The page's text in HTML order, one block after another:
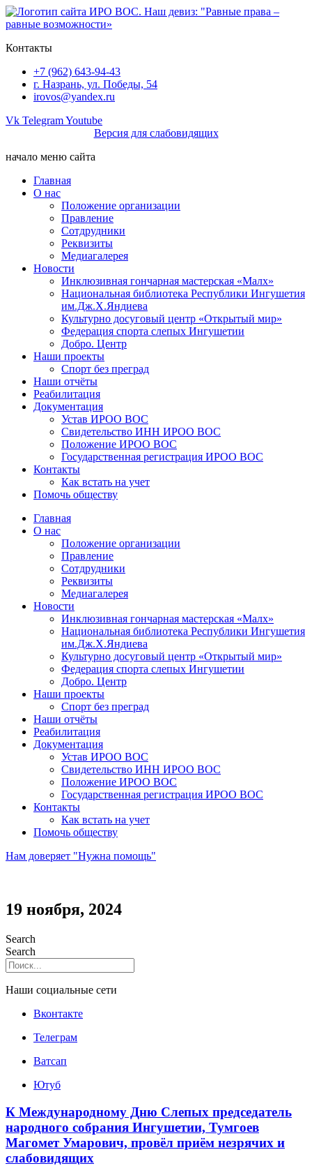
Перейти
к
Контакты
+7 (962) 643-94-43
г. Назрань, ул. Победы, 54
irovos@yandex.ru
Vk TelegramYoutube
Версия для слабовидящих
начало меню сайта
Главная
О нас
Положение организации
Правление
Сотдрудники
Реквизиты
Медиагалерея
Новости
Инклюзивная гончарная мастерская «Малх»
Национальная библиотека Республики Ингушетия
им.Дж.Х.Яндиева
Культурно досуговый центр «Открытый мир»
Федерация спорта слепых Ингушетии
Добро. Центр
Наши проекты
Спорт без преград
Наши отчёты
Реабилитация
Документация
Устав ИРОО ВОС
Свидетельство ИНН ИРОО ВОС
Положение ИРОО ВОС
Государственная регистрация ИРОО ВОС
Контакты
Как встать на учет
Помочь обществу
Главная
О нас
Положение организации
Правление
Сотдрудники
Реквизиты
Медиагалерея
Новости
Инклюзивная гончарная мастерская «Малх»
Национальная библиотека Республики Ингушетия
им.Дж.Х.Яндиева
Культурно досуговый центр «Открытый мир»
Федерация спорта слепых Ингушетии
Добро. Центр
Наши проекты
Спорт без преград
Наши отчёты
Реабилитация
Документация
Устав ИРОО ВОС
Свидетельство ИНН ИРОО ВОС
Положение ИРОО ВОС
Государственная регистрация ИРОО ВОС
Контакты
Как встать на учет
Помочь обществу
Нам доверяет "Нужна помощь"
19 ноября, 2024
Search
Search
Наши социальные сети
Вконтакте
Телеграм
Ватсап
Ютуб
К Международному Дню Слепых председатель
народного собрания Ингушетии, Тумгоев
Магомет Умарович, провёл приём незрячих и
слабовидящих